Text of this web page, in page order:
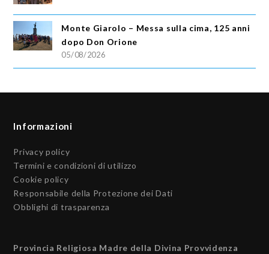
Monte Giarolo – Messa sulla cima, 125 anni
dopo Don Orione
05/08/2026
Informazioni
Privacy policy
Termini e condizioni di utilizzo
Cookie policy
Responsabile della Protezione dei Dati
Obblighi di trasparenza
Provincia Religiosa Madre della Divina Provvidenza